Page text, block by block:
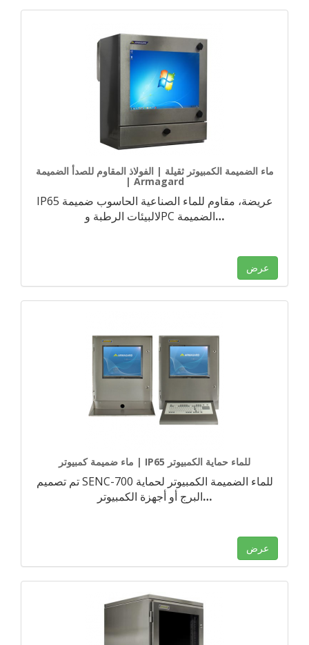
ماء الضميمة الكمبيوتر ثقيلة | الفولاذ المقاوم للصدأ الضميمة
| Armagard
IP65 عريضة، مقاوم للماء الصناعية الحاسوب ضميمة
لالبيئات الرطبة وPC الضميمة…
عرض
ماء ضميمة كمبيوتر | IP65 للماء حماية الكمبيوتر
تم تصميم SENC-700 للماء الضميمة الكمبيوتر لحماية
البرج أو أجهزة الكمبيوتر…
عرض